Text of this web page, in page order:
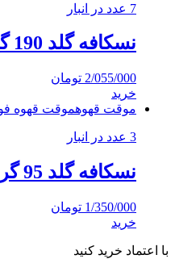
7 عدد در انبار
نسکافه گلد 190 گرمی
2/055/000 تومان
خرید
موقت قهوهموقت قهوه
3 عدد در انبار
نسکافه گلد 95 گرمی
1/350/000 تومان
خرید
با اعتماد خرید کنید